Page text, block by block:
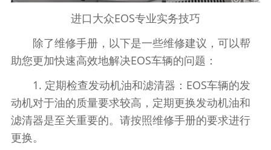
进口大众EOS专业实务技巧
除了维修手册，以下是一些维修建议，可以帮
助您更加快速高效地解决EOS车辆的问题：
1. 定期检查发动机油和滤清器：EOS车辆的发
动机对于油的质量要求较高，定期更换发动机油和
滤清器是至关重要的。请按照维修手册的要求进行
更换。